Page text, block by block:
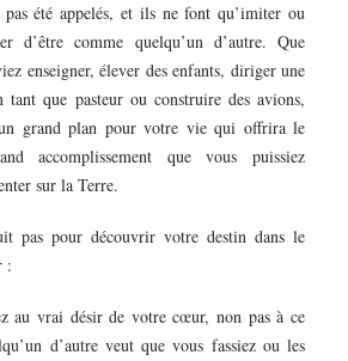
pas été appelés, et ils ne font qu’imiter ou
d’être comme quelqu’un d’autre. Que
enseigner, élever des enfants, diriger une
tant que pasteur ou construire des avions,
grand plan pour votre vie qui offrira le
accomplissement que vous puissiez
sur la Terre.
pas pour découvrir votre destin dans le
:
au vrai désir de votre cœur, non pas à ce
d’autre veut que vous fassiez ou les